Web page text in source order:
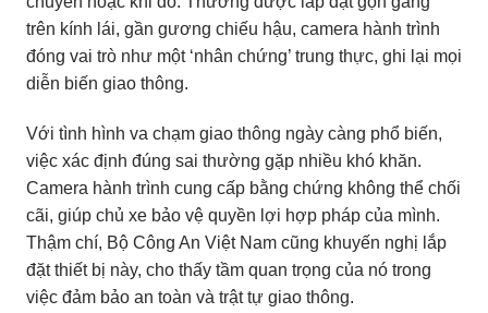
trên kính lái, gần gương chiếu hậu, camera hành trình
đóng vai trò như một ‘nhân chứng’ trung thực, ghi lại mọi
diễn biến giao thông.
Với tình hình va chạm giao thông ngày càng phổ biến,
việc xác định đúng sai thường gặp nhiều khó khăn.
Camera hành trình cung cấp bằng chứng không thể chối
cãi, giúp chủ xe bảo vệ quyền lợi hợp pháp của mình.
Thậm chí, Bộ Công An Việt Nam cũng khuyến nghị lắp
đặt thiết bị này, cho thấy tầm quan trọng của nó trong
việc đảm bảo an toàn và trật tự giao thông.